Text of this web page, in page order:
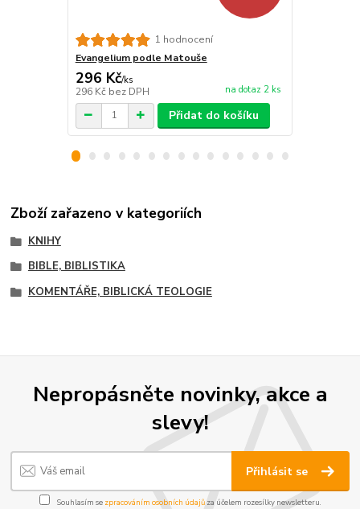
1 hodnocení
Evangelium podle Matouše
296 Kč/ks
296 Kč bez DPH na dotaz 2 ks
Přidat do košíku
Zboží zařazeno v kategoriích
KNIHY
BIBLE, BIBLISTIKA
KOMENTÁŘE, BIBLICKÁ TEOLOGIE
Nepropásněte novinky, akce a
slevy!
Přihlásit se
Souhlasím se zpracováním osobních údajůza účelem rozesílky newsletteru.